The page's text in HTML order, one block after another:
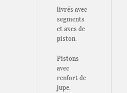
livrés avec
segments
et axes de
piston.
Pistons
avec
renfort de
jupe.